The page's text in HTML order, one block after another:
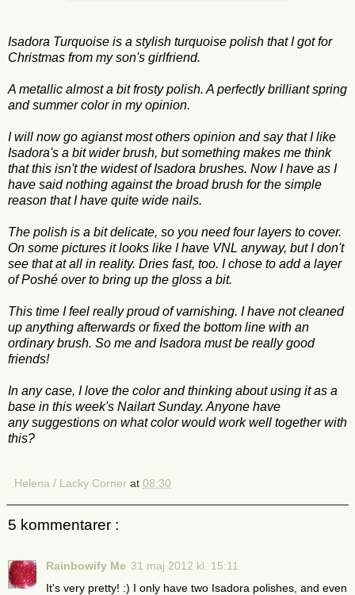
Isadora Turquoise is a stylish turquoise polish that I got for
Christmas from myson's girlfriend.
A metallic almost a bit frosty polish. A perfectly brilliant spring
and summer color in my opinion.
I will now go agianst most others opinion andsay that I like
Isadora's a bit wider brush, but something makes me think
that this isn'tthe widest of Isadora brushes. Now I have as I
have said nothing against the broad brush for the simple
reason that I have quite wide nails.
The polish is a bit delicate, so you needfour layers to cover.
On some pictures it looks like I have VNL anyway, but I don't
see thatat all in reality. Dries fast, too. I chose to add a layer
of Poshé over to bring up the gloss a bit.
This time I feel really proud of varnishing. I have not cleaned
up anything afterwards or fixed the bottom line with an
ordinary brush. So me and Isadora mustbe really good
friends!
In any case, I love the color and thinking about using it as a
base in this week's Nailart Sunday. Anyone have
anysuggestions on what color would work well together with
this?
Helena / Lacky Corner at 08:30
5 kommentarer :
Rainbowify Me 31 maj 2012 kl. 15:11
It's very pretty! :) I only have two Isadora polishes, and even